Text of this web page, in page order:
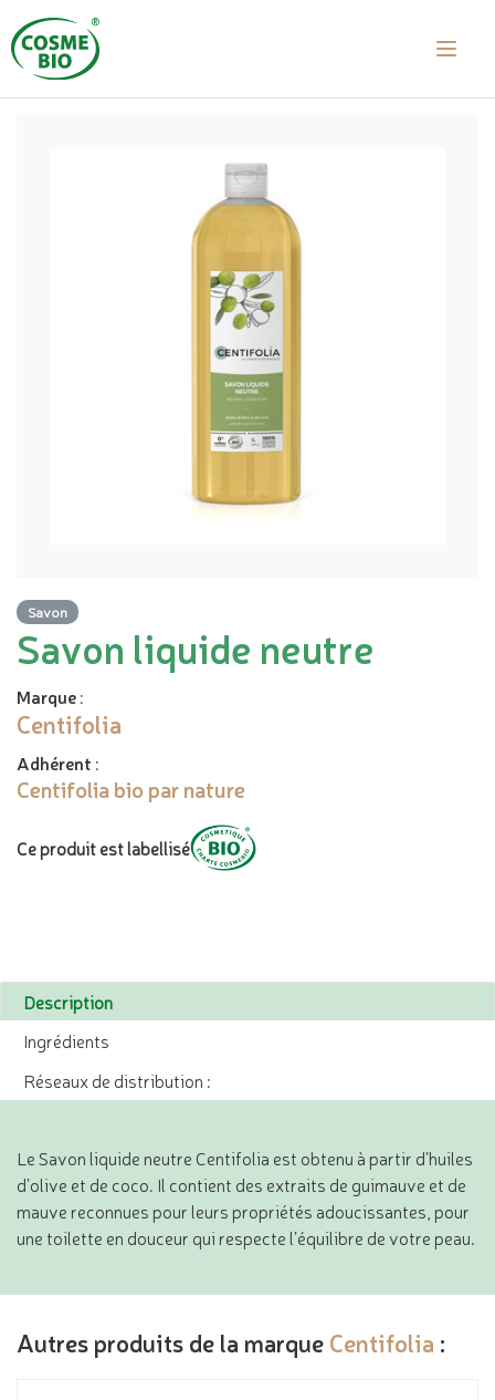
Savon
Savon liquide neutre
Marque:
Centifolia
Adhérent :
Centifolia bio par nature
Ce produit est labellisé
Description
Ingrédients
Réseaux de distribution :
Le Savon liquide neutre Centifolia est obtenu à partir d’huiles
d’olive et de coco. Il contient des extraits de guimauve et de
mauve reconnues pour leurs propriétés adoucissantes, pour
une toilette en douceur qui respecte l’équilibre de votre peau.
Autres produits de la marque Centifolia :